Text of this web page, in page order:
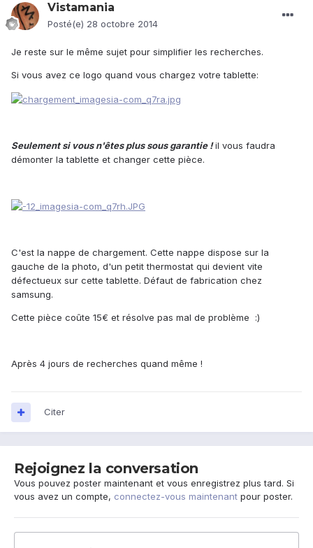
Vistamania
Posté(e) 28 octobre 2014
Je reste sur le même sujet pour simplifier les recherches.
Si vous avez ce logo quand vous chargez votre tablette:
Seulement si vous n'êtes plus sous garantie !il vous faudra
démonter la tablette et changer cette pièce.
C'est la nappe de chargement. Cette nappe dispose sur la
gauche de la photo, d'un petit thermostat qui devient vite
défectueux sur cette tablette. Défaut de fabrication chez
samsung.
Cette pièce coûte 15€ et résolve pas mal de problème :)
Après 4 jours de recherches quand même !
Citer
Rejoignez la conversation
Vous pouvez poster maintenant et vous enregistrez plus tard. Si
vous avez un compte, connectez-vous maintenant pour poster.